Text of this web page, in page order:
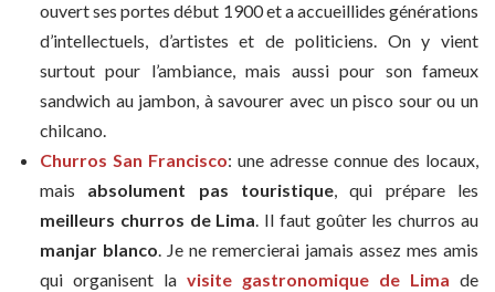
ouvert ses portes début 1900 et a accueillides générations
d’intellectuels, d’artistes et de politiciens. On y vient
surtout pour l’ambiance, mais aussi pour son fameux
sandwich au jambon, à savourer avec un pisco sour ou un
chilcano.
Churros San Francisco: une adresse connue des locaux,
mais absolument pas touristique, qui prépare les
meilleurs churros de Lima. Il faut goûter les churros au
manjar blanco. Je ne remercierai jamais assez mes amis
qui organisent la visite gastronomique de Lima de